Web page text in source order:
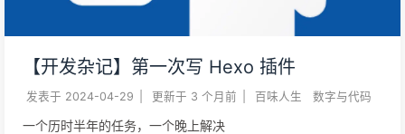
【开发杂记】第一次写 Hexo 插件
发表于 2024-04-29 更新于 3 个月前 百味人生 数字与代码
一个历时半年的任务，一个晚上解决